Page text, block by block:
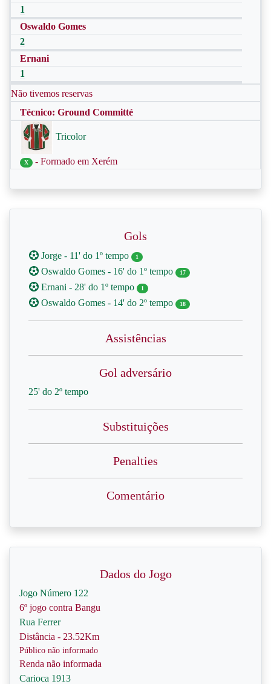
1
Oswaldo Gomes
2
Ernani
1
Não tivemos reservas
Técnico: Ground Committé
Tricolor
X - Formado em Xerém
Gols
Jorge - 11' do 1º tempo 1
Oswaldo Gomes - 16' do 1º tempo 17
Ernani - 28' do 1º tempo 1
Oswaldo Gomes - 14' do 2º tempo 18
Assistências
Gol adversário
25' do 2º tempo
Substituições
Penalties
Comentário
Dados do Jogo
Jogo Número 122
6º jogo contra Bangu
Rua Ferrer
Distância - 23.52Km
Público não informado
Renda não informada
Carioca 1913